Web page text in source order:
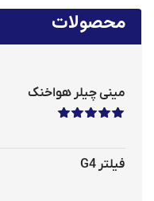
محصولات
مینی چیلر هواخنک
فیلتر G4